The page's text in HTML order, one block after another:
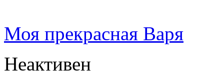
Моя прекрасная Варя
Неактивен